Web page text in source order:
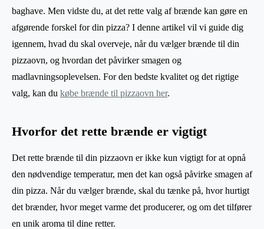
baghave. Men vidste du, at det rette valg af brænde kan gøre en
afgørende forskel for din pizza? I denne artikel vil vi guide dig
igennem, hvad du skal overveje, når du vælger brænde til din
pizzaovn, og hvordan det påvirker smagen og
madlavningsoplevelsen. For den bedste kvalitet og det rigtige
valg, kan du købe brænde til pizzaovn her.
Hvorfor det rette brænde er vigtigt
Det rette brænde til din pizzaovn er ikke kun vigtigt for at opnå
den nødvendige temperatur, men det kan også påvirke smagen af
din pizza. Når du vælger brænde, skal du tænke på, hvor hurtigt
det brænder, hvor meget varme det producerer, og om det tilfører
en unik aroma til dine retter.